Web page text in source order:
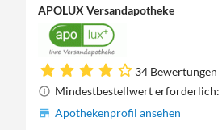
APOLUX Versandapotheke
34 Bewertungen
Mindestbestellwert erforderlich:
Apothekenprofil ansehen